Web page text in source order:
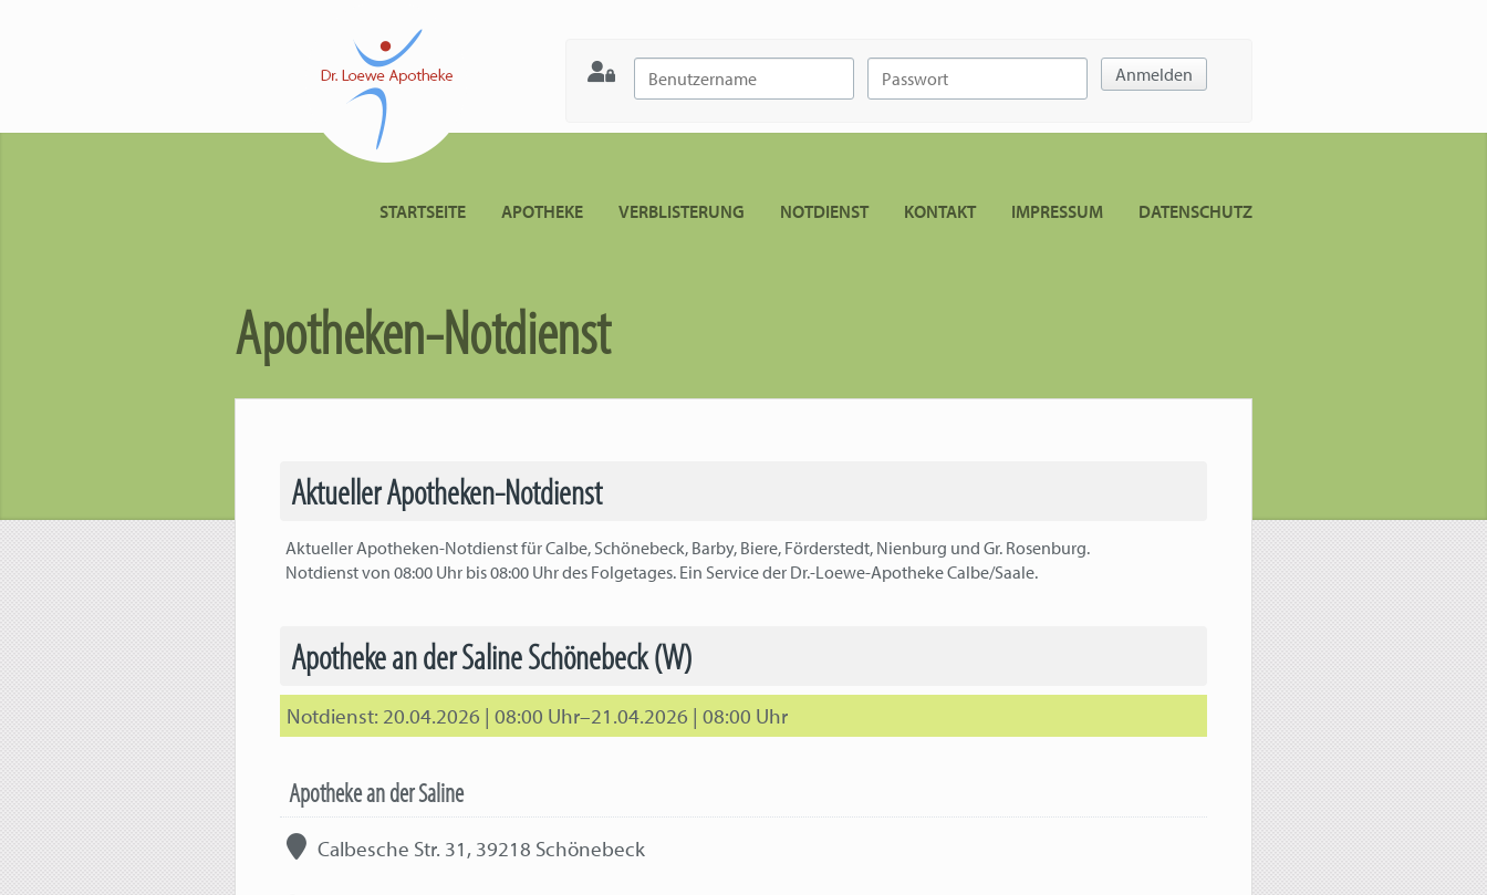
Anmelden
STARTSEITE APOTHEKE VERBLISTERUNG NOTDIENST KONTAKT IMPRESSUM DATENSCHUTZ
Apotheken-Notdienst
Aktueller Apotheken-Notdienst
Aktueller Apotheken-Notdienst für Calbe, Schönebeck, Barby, Biere, Förderstedt, Nienburg und Gr. Rosenburg.
Notdienst von 08:00 Uhr bis 08:00 Uhr des Folgetages. Ein Service der Dr.-Loewe-Apotheke Calbe/Saale.
Apotheke an der Saline Schönebeck (W)
20.04.2026 | 08:00 Uhr–21.04.2026 | 08:00 Uhr
Apotheke an der Saline
Calbesche Str. 31, 39218 Schönebeck